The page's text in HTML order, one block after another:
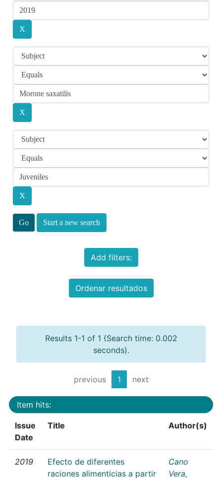
Start a new search
Add filters:
Ordenar resultados
Results 1-1 of 1 (Search time: 0.002
seconds).
previous 1 next
Item hits:
Issue
Date
Title Author(s)
2019
Efecto de diferentes
raciones alimenticias a partir
Cano
Vera,